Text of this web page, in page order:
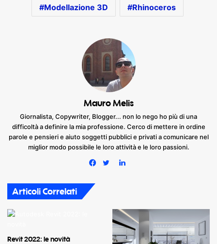
Modellazione 3D Rhinoceros
Mauro Melis
Giornalista, Copywriter, Blogger... non lo nego ho più di una
difficoltà a definire la mia professione. Cerco di mettere in ordine
parole e pensieri e aiuto soggetti pubblici e privati a comunicare nel
miglior modo possibile le loro attività e le loro passioni.
LinkedIn
Articoli Correlati
Revit 2022: le novità